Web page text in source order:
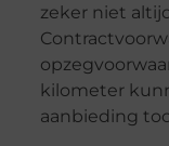
zeker niet
kilometer
aanbieding